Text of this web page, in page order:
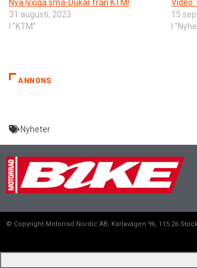
Nya lyxiga små-Dukar från KTM!
31 augusti, 2023
I ”KTM”
Video:
15
I
ANNONS
Nyheter
© Copyright Motorrad Nordic AB, Karlavägen 96, 115 26